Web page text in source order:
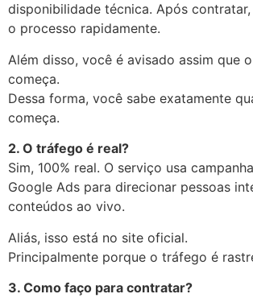
disponibilidade técnica. Após
o processo rapidamente.
Além disso, você é avisado assim que
começa.
Dessa forma, você sabe exatamente
começa.
2. O tráfego é real?
Sim, 100% real. O serviço usa
Google Ads para direcionar pessoas
conteúdos ao vivo.
Aliás, isso está no site oficial.
Principalmente porque o tráfego é
3. Como faço para contratar?